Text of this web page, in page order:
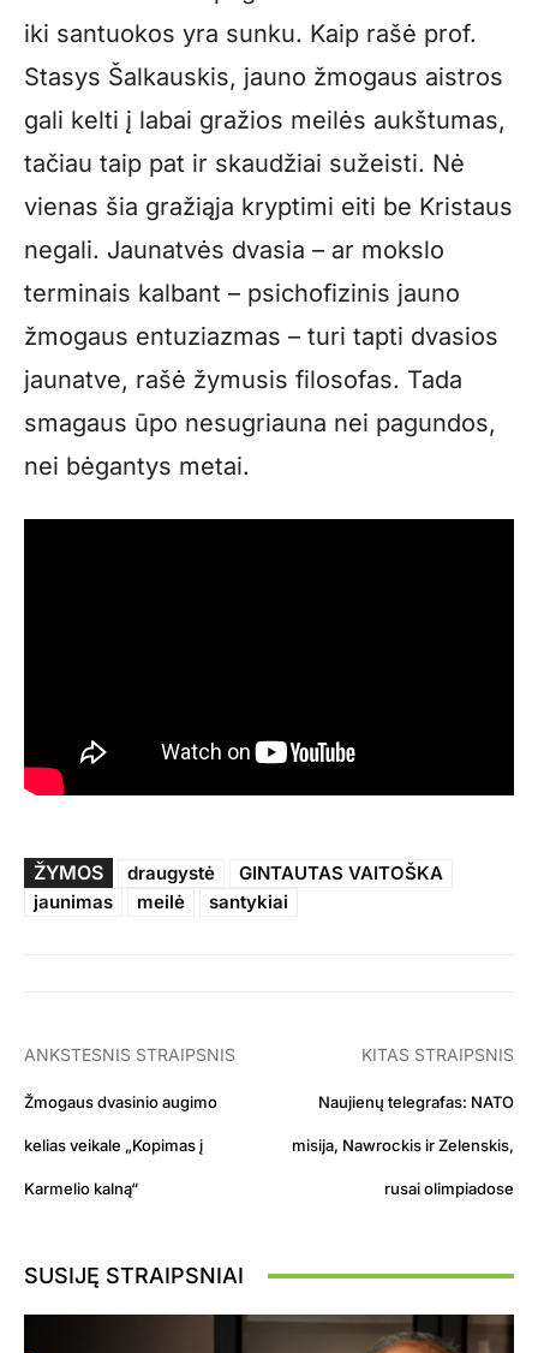
iki santuokos yra sunku. Kaip rašė prof.
Stasys Šalkauskis, jauno žmogaus aistros
gali kelti į labai gražios meilės aukštumas,
tačiau taip pat ir skaudžiai sužeisti. Nė
vienas šia gražiąja kryptimi eiti be Kristaus
negali. Jaunatvės dvasia – ar mokslo
terminais kalbant – psichofizinis jauno
žmogaus entuziazmas – turi tapti dvasios
jaunatve, rašė žymusis filosofas. Tada
smagaus ūpo nesugriauna nei pagundos,
nei bėgantys metai.
ŽYMOS draugystė
GINTAUTAS VAITOŠKA
jaunimas
meilė santykiai
ANKSTESNIS STRAIPSNIS
Žmogaus dvasinio augimo
kelias veikale „Kopimas į
Karmelio kalną“
KITAS STRAIPSNIS
Naujienų telegrafas: NATO
misija, Nawrockis ir Zelenskis,
rusai olimpiadose
SUSIJĘ STRAIPSNIAI